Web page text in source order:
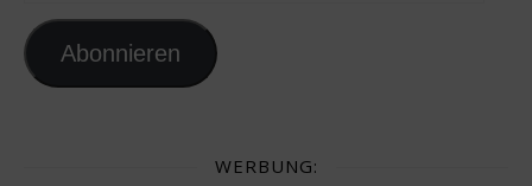
Abonnieren
WERBUNG: